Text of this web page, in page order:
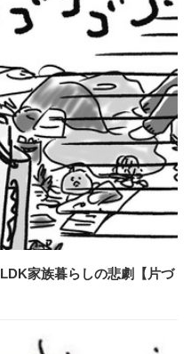
家族暮らしの悲劇【片づ